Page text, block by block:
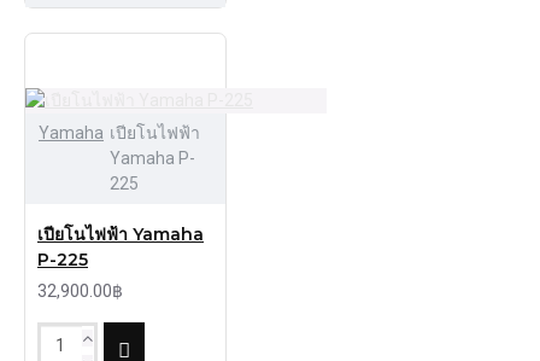
Yamaha เปียโนไฟฟ้า
Yamaha P-
225
เปียโนไฟฟ้า Yamaha
P-225
32,900.00฿